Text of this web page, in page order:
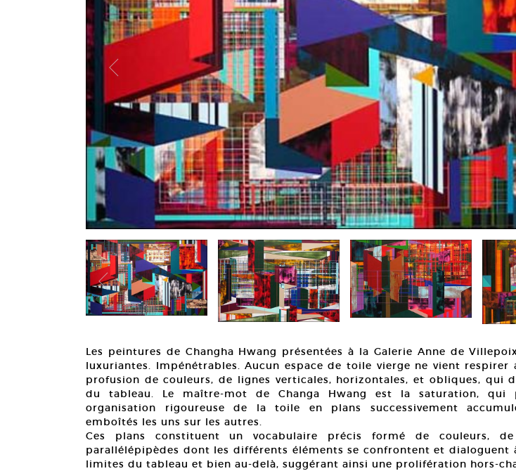
Les peintures de Changha Hwang présentées à la Galerie Anne de
luxuriantes. Impénétrables. Aucun espace de toile vierge ne vient respirer
profusion de couleurs, de lignes verticales, horizontales, et obliques, qui
du tableau. Le maître-mot de Changa Hwang est la saturation, qui
organisation rigoureuse de la toile en plans successivement
emboîtés les uns sur les autres.
Ces plans constituent un vocabulaire précis formé de couleurs,
parallélépipèdes dont les différents éléments se confrontent et dialoguent
limites du tableau et bien au-delà, suggérant ainsi une prolifération hors-